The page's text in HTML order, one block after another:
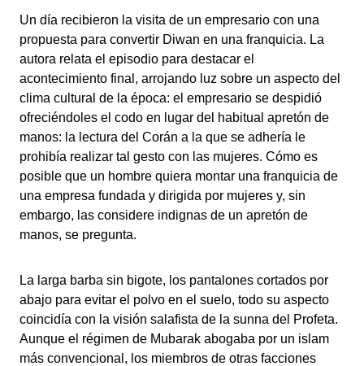
Un día recibieron la visita de un empresario con una
propuesta para convertir Diwan en una franquicia. La
autora relata el episodio para destacar el
acontecimiento final, arrojando luz sobre un aspecto del
clima cultural de la época: el empresario se despidió
ofreciéndoles el codo en lugar del habitual apretón de
manos: la lectura del Corán a la que se adhería le
prohibía realizar tal gesto con las mujeres. Cómo es
posible que un hombre quiera montar una franquicia de
una empresa fundada y dirigida por mujeres y, sin
embargo, las considere indignas de un apretón de
manos, se pregunta.
La larga barba sin bigote, los pantalones cortados por
abajo para evitar el polvo en el suelo, todo su aspecto
coincidía con la visión salafista de la sunna del Profeta.
Aunque el régimen de Mubarak abogaba por un islam
más convencional, los miembros de otras facciones